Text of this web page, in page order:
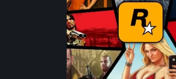
III
a
RDR2
–
Il